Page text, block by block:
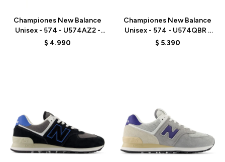
Championes New Balance
Unisex - 574 - U574AZ2 -
VERDE AGUA
$ 4.990
Championes New Balance
Unisex - 574 - U574QBR -
ELD
$ 5.390